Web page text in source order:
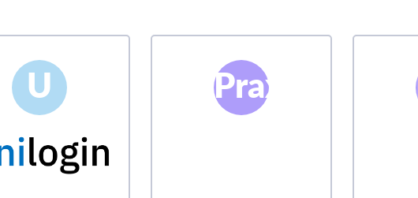
U Praxis